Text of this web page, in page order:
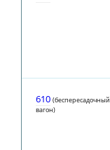
610 (беспересадочный
вагон)